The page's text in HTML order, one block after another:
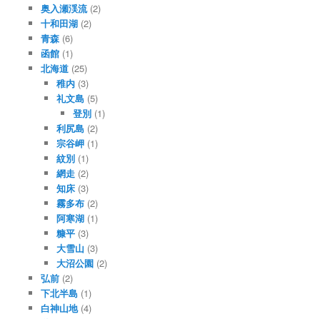
奥入瀬渓流(2)
十和田湖(2)
青森(6)
函館(1)
北海道(25)
稚内 (3)
礼文島 (5)
登別(1)
利尻島 (2)
宗谷岬 (1)
紋別 (1)
網走 (2)
知床 (3)
霧多布 (2)
阿寒湖 (1)
糠平 (3)
大雪山 (3)
大沼公園 (2)
弘前(2)
下北半島(1)
白神山地(4)